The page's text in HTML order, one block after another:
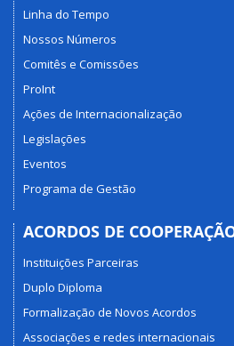
Linha do Tempo
Nossos Números
Comitês e Comissões
ProInt
Ações de Internacionalização
Legislações
Eventos
Programa de Gestão
ACORDOS DE
Instituições Parceiras
Duplo Diploma
Formalização de Novos Acordos
Associações e redes internacionais